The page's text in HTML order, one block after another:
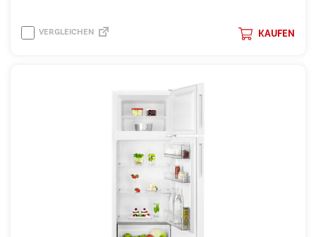
KAUFEN
VERGLEICHEN